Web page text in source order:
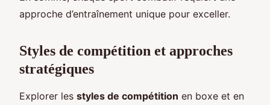
approche d’entraînement unique pour exceller.
Styles de compétition et approches
stratégiques
Explorer les styles de compétition en boxe et en